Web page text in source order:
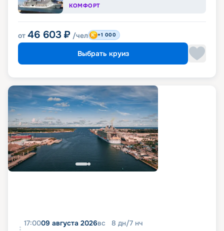
КОМФОРТ
от 46 603 ₽ /чел +1 000
Выбрать круиз
17:0009 августа 2026вс 8 дн/7 нч